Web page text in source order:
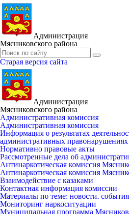
Администрация
Мясниковского района
Старая версия сайта
Администрация
Мясниковского района
Административная комиссия
Административная комиссия
Информация о результатах
административных правонарушениях
Нормативно правовые акты
Рассмотренные дела об
Антинаркотическая комиссия
Антинаркотическая комиссия
Взаимодействие с казаками
Контактная информация комиссии
Материалы по теме: новости.
Мониторинг наркоситуации
Муниципальная программа